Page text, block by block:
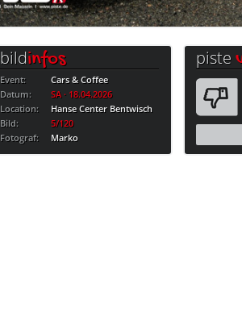
bildinfos
Event:
Cars & Coffee
Datum:
SA · 18.04.2026
Location:
Hanse Center Bentwisch
Bild:
5/120
Fotograf:
Marko
piste